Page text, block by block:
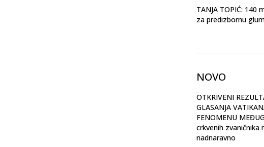
TANJA TOPIĆ: 140
za predizbornu
NOVO
OTKRIVENI
GLASANJA
FENOMENU
crkvenih zvaničnika
nadnaravno